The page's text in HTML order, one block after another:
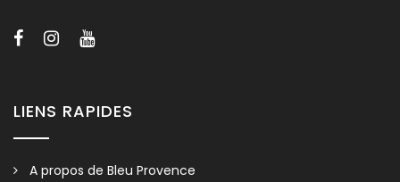
LIENS RAPIDES
A propos de Bleu Provence